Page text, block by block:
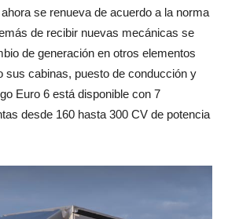
se renueva de acuerdo a la norma
de recibir nuevas mecánicas se
de generación en otros elementos
sus cabinas, puesto de conducción y
Euro 6 está disponible con 7
desde 160 hasta 300 CV de potencia